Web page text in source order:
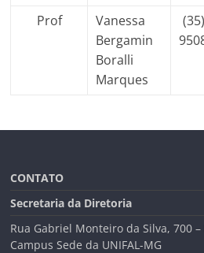
Prof
Vanessa
Bergamin
Boralli
Marques
CONTATO
Secretaria da Diretoria
Rua Gabriel Monteiro da Silva, 700 –
Campus Sede da UNIFAL-MG